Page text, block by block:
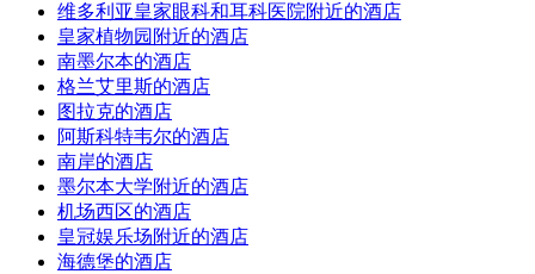
维多利亚皇家眼科和耳科医院附近的酒店
皇家植物园附近的酒店
南墨尔本的酒店
格兰艾里斯的酒店
图拉克的酒店
阿斯科特韦尔的酒店
南岸的酒店
墨尔本大学附近的酒店
机场西区的酒店
皇冠娱乐场附近的酒店
海德堡的酒店